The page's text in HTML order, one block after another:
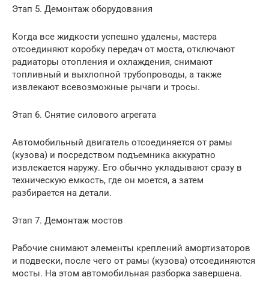
Этап 5. Демонтаж оборудования
Когда все жидкости успешно удалены, мастера
отсоединяют коробку передач от моста, отключают
радиаторы отопления и охлаждения, снимают
топливный и выхлопной трубопроводы, а также
извлекают всевозможные рычаги и тросы.
Этап 6. Снятие силового агрегата
Автомобильный двигатель отсоединяется от рамы
(кузова) и посредством подъемника аккуратно
извлекается наружу. Его обычно укладывают сразу в
техническую емкость, где он моется, а затем
разбирается на детали.
Этап 7. Демонтаж мостов
Рабочие снимают элементы креплений амортизаторов
и подвески, после чего от рамы (кузова) отсоединяются
мосты. На этом автомобильная разборка завершена.